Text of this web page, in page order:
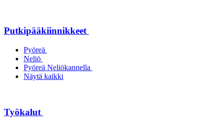
Putkipääkiinnikkeet
Pyöreä
Neliö
Pyöreä Neliökannella
Näytä kaikki
Työkalut